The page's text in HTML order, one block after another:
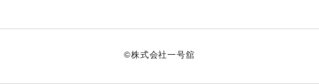
©株式会社一号舘